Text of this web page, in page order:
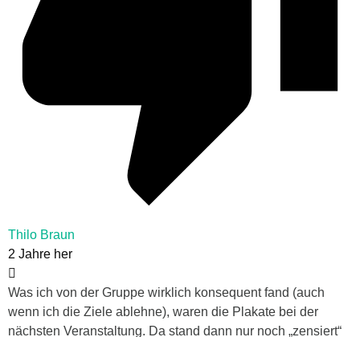
Thilo Braun
2 Jahre her
Was ich von der Gruppe wirklich konsequent fand (auch
wenn ich die Ziele ablehne), waren die Plakate bei der
nächsten Veranstaltung. Da stand dann nur noch „zensiert“